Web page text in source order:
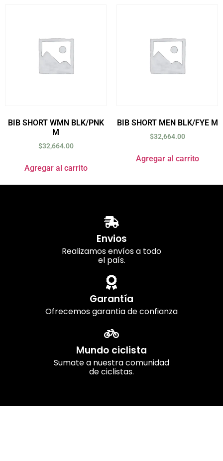
BIB SHORT WMN BLK/PNK
M
$32,664.00
Agregar al carrito
BIB SHORT MEN BLK/FYE M
$32,664.00
Agregar al carrito
Envios
Realizamos envíos a todo
el país.
Garantía
Ofrecemos garantia de confianza
Mundo ciclista
Sumate a nuestra comunidad
de ciclistas.